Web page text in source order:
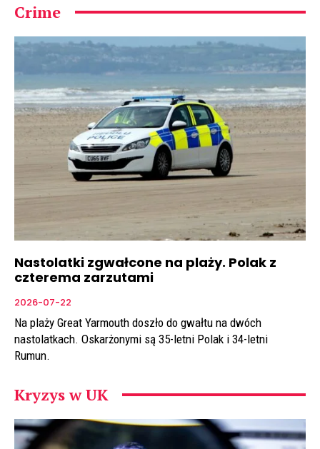
Crime
Nastolatki zgwałcone na plaży. Polak z
czterema zarzutami
2026-07-22
Na plaży Great Yarmouth doszło do gwałtu na dwóch
nastolatkach. Oskarżonymi są 35-letni Polak i 34-letni
Rumun.
Kryzys w UK